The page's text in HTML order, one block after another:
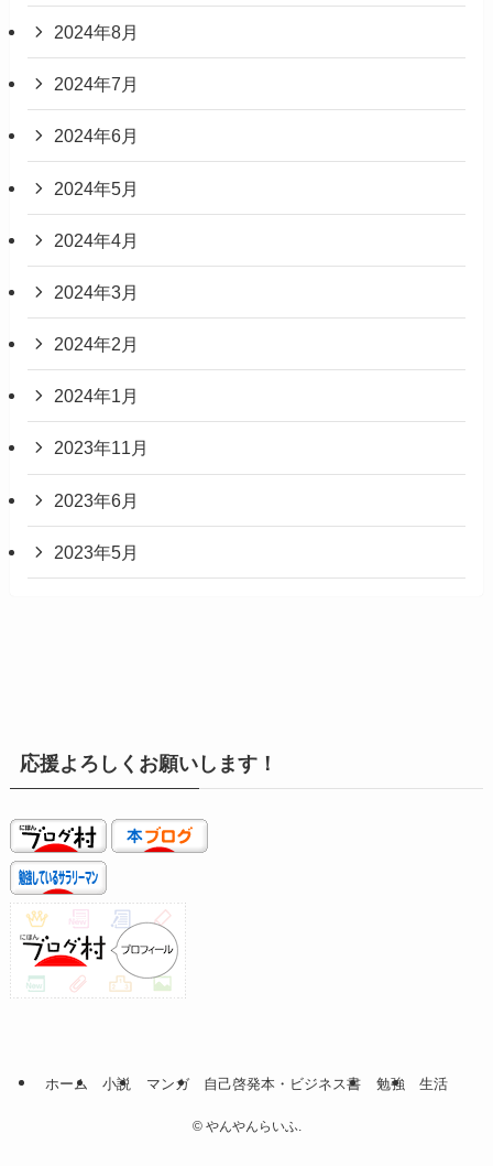
2024年8月
2024年7月
2024年6月
2024年5月
2024年4月
2024年3月
2024年2月
2024年1月
2023年11月
2023年6月
2023年5月
応援よろしくお願いします！
ホーム 小説 マンガ 自己啓発本・ビジネス書 勉強 生活
©やんやんらいふ.